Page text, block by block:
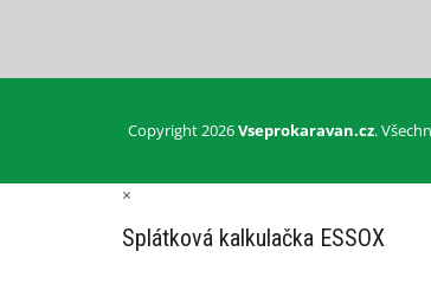
Copyright 2026Vseprokaravan.cz.
×
Splátková kalkulačka ESSOX